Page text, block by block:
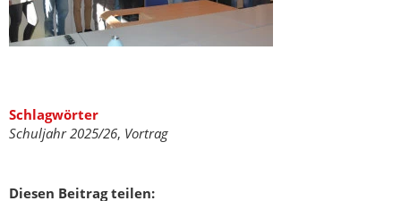
Schlagwörter
Schuljahr 2025/26, Vortrag
Diesen Beitrag teilen: